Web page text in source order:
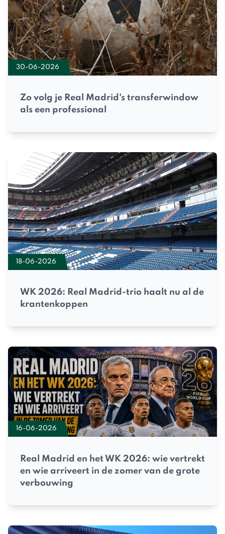
30-06-2026
Zo volg je Real Madrid's transferwindow
als een professional
18-06-2026
WK 2026: Real Madrid-trio haalt nu al de
krantenkoppen
16-06-2026
Real Madrid en het WK 2026: wie vertrekt
en wie arriveert in de zomer van de grote
verbouwing